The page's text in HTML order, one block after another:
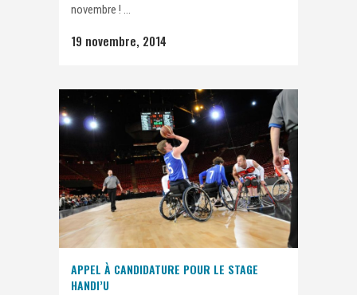
novembre ! ...
19 novembre, 2014
APPEL À CANDIDATURE POUR LE STAGE
HANDI’U